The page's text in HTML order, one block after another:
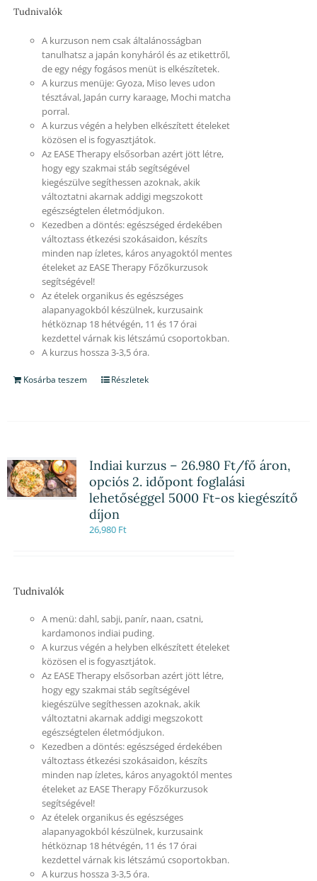
Tudnivalók
A kurzuson nem csak általánosságban
tanulhatsz a japán konyháról és az etikettről,
de egy négy fogásos menüt is elkészítetek.
A kurzus menüje: Gyoza, Miso leves udon
tésztával, Japán curry karaage, Mochi matcha
porral.
A kurzus végén a helyben elkészített ételeket
közösen el is fogyasztjátok.
Az EASE Therapy elsősorban azért jött létre,
hogy egy szakmai stáb segítségével
kiegészülve segíthessen azoknak, akik
változtatni akarnak addigi megszokott
egészségtelen életmódjukon.
Kezedben a döntés: egészséged érdekében
változtass étkezési szokásaidon, készíts
minden nap ízletes, káros anyagoktól mentes
ételeket az EASE Therapy Főzőkurzusok
segítségével!
Az ételek organikus és egészséges
alapanyagokból készülnek, kurzusaink
hétköznap 18 hétvégén, 11 és 17 órai
kezdettel várnak kis létszámú csoportokban.
A kurzus hossza 3-3,5 óra.
Kosárba teszem Részletek
Indiai kurzus – 26.980 Ft/fő áron,
opciós 2. időpont foglalási
lehetőséggel 5000 Ft-os kiegészítő
díjon
26,980 Ft
Tudnivalók
A menü: dahl, sabji, panír, naan, csatni,
kardamonos indiai puding.
A kurzus végén a helyben elkészített ételeket
közösen el is fogyasztjátok.
Az EASE Therapy elsősorban azért jött létre,
hogy egy szakmai stáb segítségével
kiegészülve segíthessen azoknak, akik
változtatni akarnak addigi megszokott
egészségtelen életmódjukon.
Kezedben a döntés: egészséged érdekében
változtass étkezési szokásaidon, készíts
minden nap ízletes, káros anyagoktól mentes
ételeket az EASE Therapy Főzőkurzusok
segítségével!
Az ételek organikus és egészséges
alapanyagokból készülnek, kurzusaink
hétköznap 18 hétvégén, 11 és 17 órai
kezdettel várnak kis létszámú csoportokban.
A kurzus hossza 3-3,5 óra.